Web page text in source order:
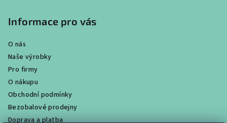
Informace pro vás
O nás
Naše výrobky
Pro firmy
O nákupu
Obchodní podmínky
Bezobalové prodejny
Doprava a platba